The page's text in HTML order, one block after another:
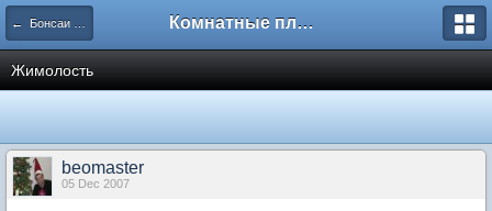
← Бонсаи из экзотических растений Комнатные плодовые экзоты
Жимолость
beomaster
05 Dec 2007